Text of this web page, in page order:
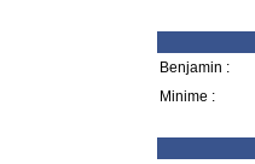
Benjamin :
Minime :